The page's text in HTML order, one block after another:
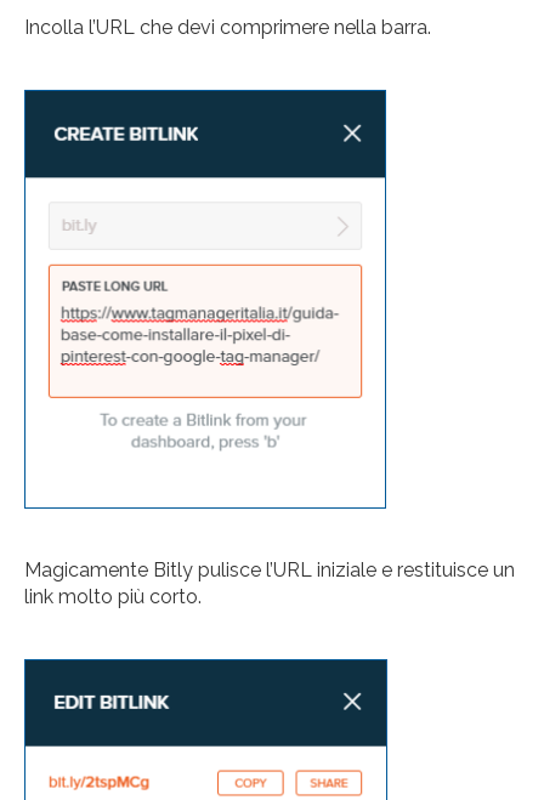
Incolla l’URL che devi comprimere nella barra.
Magicamente Bitly pulisce l’URL iniziale e restituisce un
link molto più corto.